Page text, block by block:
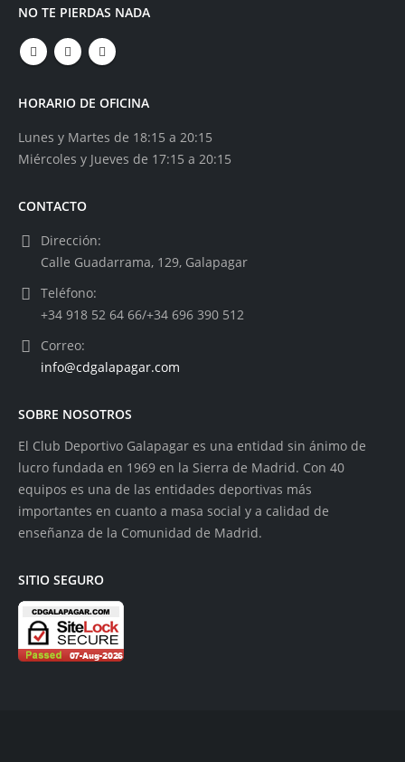
NO TE PIERDAS NADA
HORARIO DE OFICINA
Lunes y Martes de 18:15 a 20:15
Miércoles y Jueves de 17:15 a 20:15
CONTACTO
Dirección:
Calle Guadarrama, 129, Galapagar
Teléfono:
+34 918 52 64 66/+34 696 390 512
Correo:
info@cdgalapagar.com
SOBRE NOSOTROS
El Club Deportivo Galapagar es una entidad sin ánimo de
lucro fundada en 1969 en la Sierra de Madrid. Con 40
equipos es una de las entidades deportivas más
importantes en cuanto a masa social y a calidad de
enseñanza de la Comunidad de Madrid.
SITIO SEGURO